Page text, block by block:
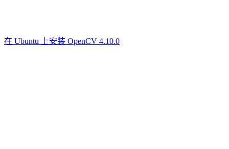
在 Ubuntu 上安装 OpenCV 4.10.0